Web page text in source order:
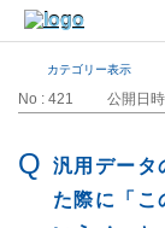
カテゴリー表示
No : 421 公開日
汎用データ
た際に「こ